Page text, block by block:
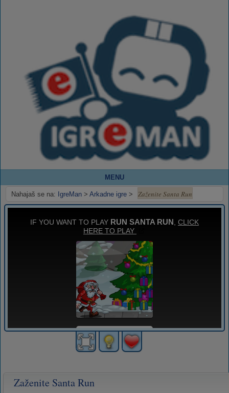
MENU
Nahajaš se na: IgreMan > Arkadne igre > Zaženite Santa Run
Zaženite Santa Run